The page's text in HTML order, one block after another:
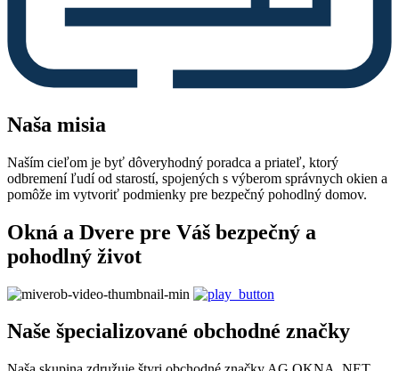
Naša misia
Naším cieľom je byť dôveryhodný poradca a priateľ, ktorý
odbremení ľudí od starostí, spojených s výberom správnych okien a
pomôže im vytvoriť podmienky pre bezpečný pohodlný domov.
Okná a Dvere pre Váš bezpečný a
pohodlný život
Naše špecializované obchodné značky